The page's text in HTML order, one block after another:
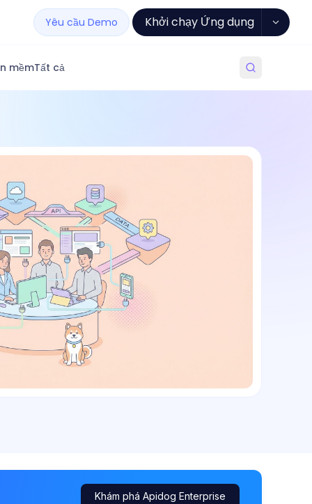
Yêu cầu Demo Khởi chạy Ứng dụng
mềmTất cả
Khám phá Apidog Enterprise